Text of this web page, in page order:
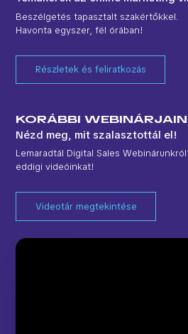
Beszélgetés tapasztalt szakértőkkel.
Havonta egyszer, fél órában!
Részletek és feliratkozás
KORÁBBI
Nézd meg, mit szalasztottál el!
Lemaradtál Digital Sales
eddigi videóinkat!
Videotár megtekintése